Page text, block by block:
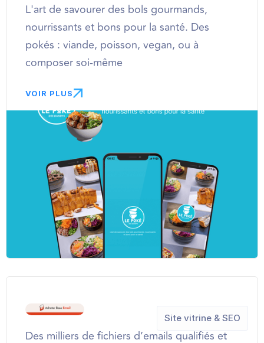
L'art de savourer des bols gourmands,
nourrissants et bons pour la santé. Des
pokés : viande, poisson, vegan, ou à
composer soi-même
VOIR PLUS
Des milliers de fichiers d’emails qualifiés et
Site vitrine & SEO